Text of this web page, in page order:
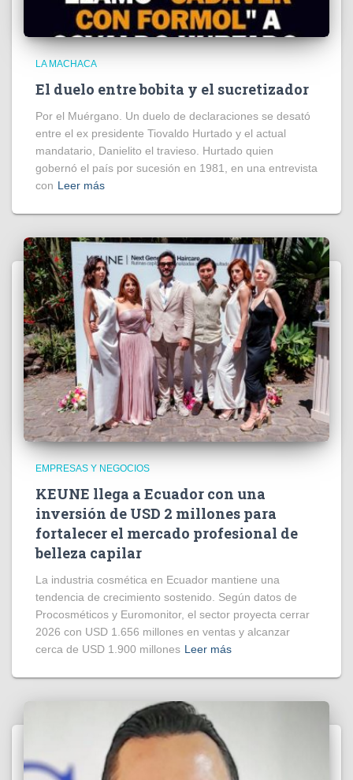
LA MACHACA
El duelo entre bobita y el sucretizador
Por el Muérgano. Un duelo de declaraciones se desató
entre el ex presidente Tiovaldo Hurtado y el actual
mandatario, Danielito el travieso. Hurtado quien
gobernó el país por sucesión en 1981, en una entrevista
con Leer más
EMPRESAS Y NEGOCIOS
KEUNE llega a Ecuador con una
inversión de USD 2 millones para
fortalecer el mercado profesional de
belleza capilar
La industria cosmética en Ecuador mantiene una
tendencia de crecimiento sostenido. Según datos de
Procosméticos y Euromonitor, el sector proyecta cerrar
2026 con USD 1.656 millones en ventas y alcanzar
cerca de USD 1.900 millones Leer más